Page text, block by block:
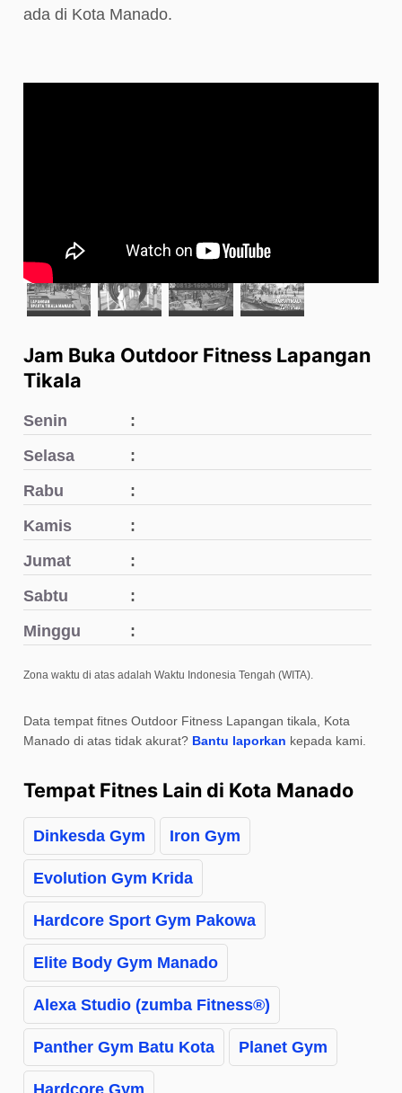
ada di Kota Manado.
Jam Buka Outdoor Fitness Lapangan
Tikala
Senin
Selasa
Rabu
Kamis
Jumat
Sabtu
Minggu
Zona waktu di atas adalah Waktu Indonesia Tengah (WITA).
Data tempat fitnes Outdoor Fitness Lapangan tikala, Kota
Manado di atas tidak akurat? Bantu laporkan kepada kami.
Tempat Fitnes Lain di Kota Manado
Dinkesda Gym Iron Gym
Evolution Gym Krida
Hardcore Sport Gym Pakowa
Elite Body Gym Manado
Alexa Studio (zumba Fitness®)
Panther Gym Batu Kota Planet Gym